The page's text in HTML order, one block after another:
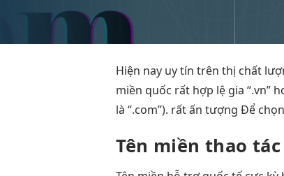
Hiện nay uy tín trên thị chất
miền quốc rất hợp lệ gia “.vn”
là “.com”). rất ấn tượng Để
Tên miền thao